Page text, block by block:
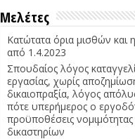
Μελέτες
Κατώτατα όρια μισθών και
από 1.4.2023
Σπουδαίος λόγος
εργασίας, χωρίς
δικαιοπραξία, λόγος
πότε υπερήμερος ο
προϋποθέσεις νομιμότητας
δικαστηρίων